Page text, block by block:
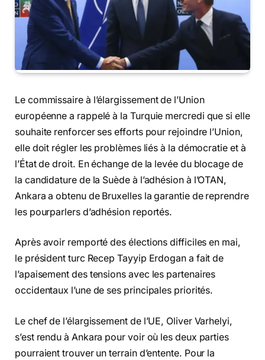
Le commissaire à l’élargissement de l’Union
européenne a rappelé à la Turquie mercredi que si elle
souhaite renforcer ses efforts pour rejoindre l’Union,
elle doit régler les problèmes liés à la démocratie et à
l’État de droit. En échange de la levée du blocage de
la candidature de la Suède à l’adhésion à l’OTAN,
Ankara a obtenu de Bruxelles la garantie de reprendre
les pourparlers d’adhésion reportés.
Après avoir remporté des élections difficiles en mai,
le président turc Recep Tayyip Erdogan a fait de
l’apaisement des tensions avec les partenaires
occidentaux l’une de ses principales priorités.
Le chef de l’élargissement de l’UE, Oliver Varhelyi,
s’est rendu à Ankara pour voir où les deux parties
pourraient trouver un terrain d’entente. Pour la